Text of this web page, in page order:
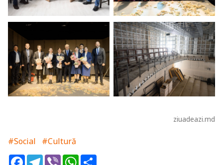
ziuadeazi.md
#Social
#Cultură
FacebookTelegram
ViberWhatsApp